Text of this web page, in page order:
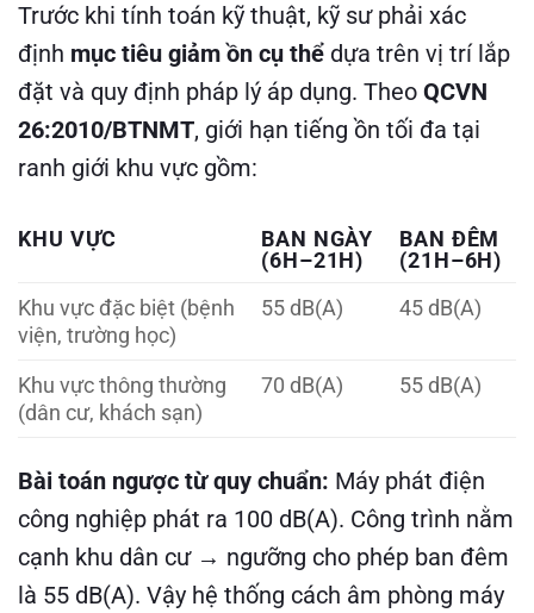
Trước khi tính toán kỹ thuật, kỹ sư phải xác
định mục tiêu giảm ồn cụ thể dựa trên vị trí lắp
đặt và quy định pháp lý áp dụng. Theo QCVN
26:2010/BTNMT, giới hạn tiếng ồn tối đa tại
ranh giới khu vực gồm:
KHU VỰC
BAN NGÀY
(6H–21H)
BAN ĐÊM
(21H–6H)
Khu vực đặc biệt (bệnh
viện, trường học)
55 dB(A) 45 dB(A)
Khu vực thông thường
(dân cư, khách sạn)
70 dB(A) 55 dB(A)
Bài toán ngược từ quy chuẩn: Máy phát điện
công nghiệp phát ra 100 dB(A). Công trình nằm
cạnh khu dân cư → ngưỡng cho phép ban đêm
là 55 dB(A). Vậy hệ thống cách âm phòng máy